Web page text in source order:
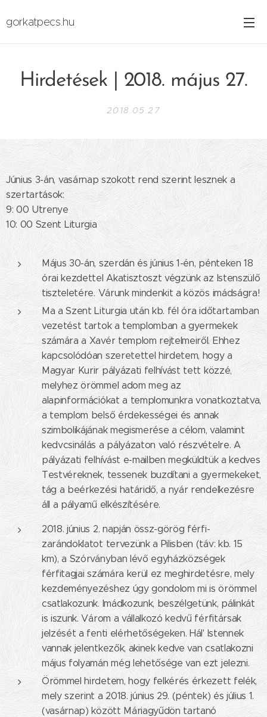
gorkatpecs.hu
Hirdetések | 2018. május 27.
2018.05.27
Június 3-án, vasárnap szokott rend szerint lesznek a
szertartások:
9: 00 Utrenye
10: 00 Szent Liturgia
Május 30-án, szerdán és június 1-én, pénteken 18
órai kezdettel Akatisztoszt végzünk az Istenszülő
tiszteletére. Várunk mindenkit a közös imádságra!
Ma a Szent Liturgia után kb. fél óra időtartamban
vezetést tartok a templomban a gyermekek
számára a Xavér templom rejtelmeiről. Ehhez
kapcsolódóan szeretettel hirdetem, hogy a
Magyar Kurir pályázati felhívást tett közzé,
melyhez örömmel adom meg az
alapinformációkat a templomunkra vonatkoztatva,
a templom belső érdekességei és annak
szimbolikájának megismerése a célom, valamint
kedvcsinálás a pályázaton való részvételre. A
pályázati felhívást e-mailben megküldtük a kedves
Testvéreknek, tessenek buzdítani a gyermekeket,
tág a beérkezési határidő, a nyár rendelkezésre
áll a pályamű elkészítésére.
2018. június 2. napján össz-görög férfi-
zarándoklatot tervezünk a Pilisben (táv: kb. 15
km), a Szórványban lévő egyházközségek
férfitagjai számára kerül ez meghirdetésre, mely
kezdeményezéshez úgy gondolom mi is örömmel
csatlakozunk. Imádkozunk, beszélgetünk, pálinkát
is iszunk. Várom a vállalkozó kedvű férfitársak
jelzését a fenti elérhetőségeken. Hál' Istennek
vannak jelentkezők, akinek kedve van csatlakozni
május folyamán még lehetősége van ezt jelezni.
Örömmel hirdetem, hogy felkérés érkezett felék,
mely szerint a 2018. június 29. (péntek) és július 1.
(vasárnap) között Máriagyűdön tartanó